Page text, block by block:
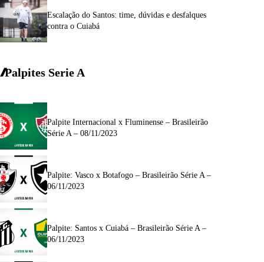
Escalação do Santos: time, dúvidas e desfalques
contra o Cuiabá
Palpites Serie A
Palpite Internacional x Fluminense – Brasileirão
Série A – 08/11/2023
Palpite: Vasco x Botafogo – Brasileirão Série A –
06/11/2023
Palpite: Santos x Cuiabá – Brasileirão Série A –
06/11/2023